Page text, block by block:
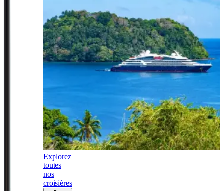
Explorez
toutes
nos
croisières